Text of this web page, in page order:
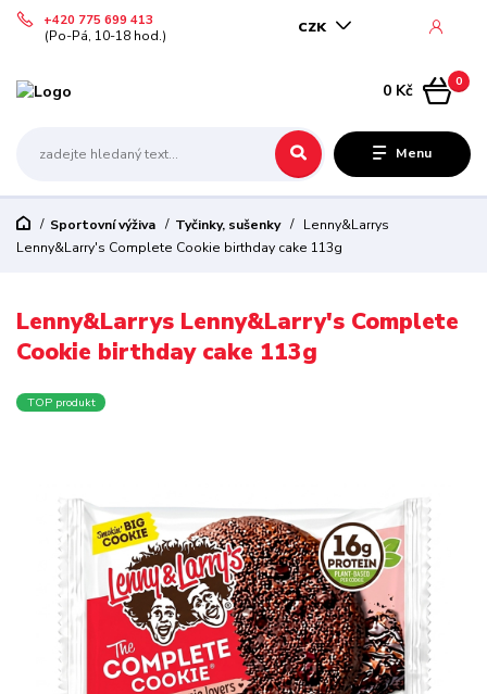
Menu
CZK
+420 775 699 413
(Po-Pá, 10-18 hod.)
0
0 Kč
Sportovní výživa Tyčinky, sušenky
Lenny&Larrys
Lenny&Larry's Complete Cookie birthday cake 113g
Lenny&Larrys Lenny&Larry's Complete
Cookie birthday cake 113g
TOP produkt